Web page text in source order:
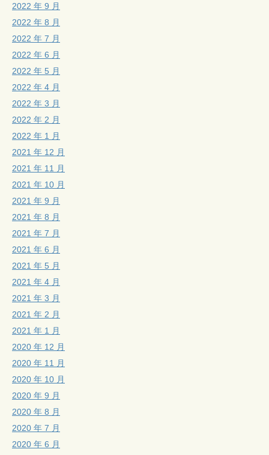
2022 年 9 月
2022 年 8 月
2022 年 7 月
2022 年 6 月
2022 年 5 月
2022 年 4 月
2022 年 3 月
2022 年 2 月
2022 年 1 月
2021 年 12 月
2021 年 11 月
2021 年 10 月
2021 年 9 月
2021 年 8 月
2021 年 7 月
2021 年 6 月
2021 年 5 月
2021 年 4 月
2021 年 3 月
2021 年 2 月
2021 年 1 月
2020 年 12 月
2020 年 11 月
2020 年 10 月
2020 年 9 月
2020 年 8 月
2020 年 7 月
2020 年 6 月